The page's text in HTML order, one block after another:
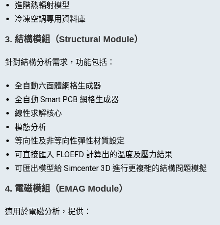
進階熱輻射模型
冷凍空調專用資料庫
3. 結構模組（Structural Module）
針對結構分析需求，功能包括：
全自動六面體網格生成器
全自動 Smart PCB 網格生成器
線性求解核心
模態分析
等向性及非等向性彈性材質設定
可直接匯入 FLOEFD 計算出的溫度及壓力結果
可匯出模型給 Simcenter 3D 進行更複雜的結構問題模擬
4. 電磁模組（EMAG Module）
適用於電磁分析，提供：